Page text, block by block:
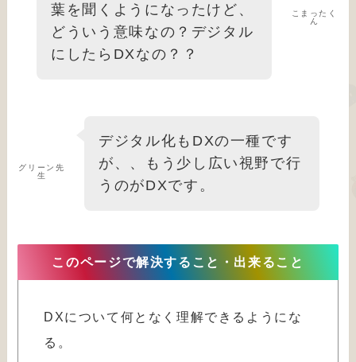
こまったく
ん
葉を聞くようになったけど、
どういう意味なの？デジタル
にしたらDXなの？？
グリーン先
生
デジタル化もDXの一種です
が、、もう少し広い視野で行
うのがDXです。
このページで解決すること・出来ること
DXについて何となく理解できるようにな